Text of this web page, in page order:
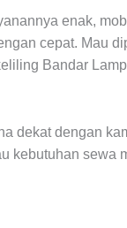
enak,
cepat. Mau
Bandar
dekat dengan
kebutuhan sewa